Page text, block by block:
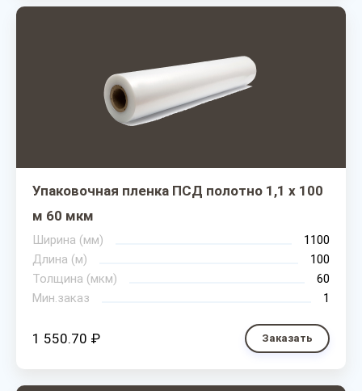
Упаковочная пленка ПСД полотно 1,1 х 100
м 60 мкм
Ширина (мм)
1100
Длина (м)
100
Толщина (мкм)
60
Мин.заказ
1
1 550.70 ₽ Заказать